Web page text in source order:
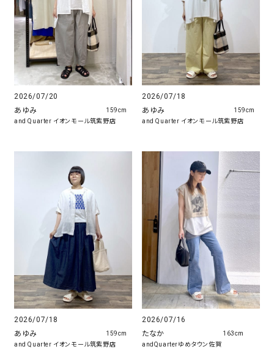
2026/07/20
あゆみ
and Quarter イオンモール筑紫野店
159cm
2026/07/18
あゆみ
and Quarter イオンモール筑紫野店
159cm
2026/07/18
あゆみ
and Quarter イオンモール筑紫野店
159cm
2026/07/16
たなか
andQuarterゆめタウン佐賀
163cm